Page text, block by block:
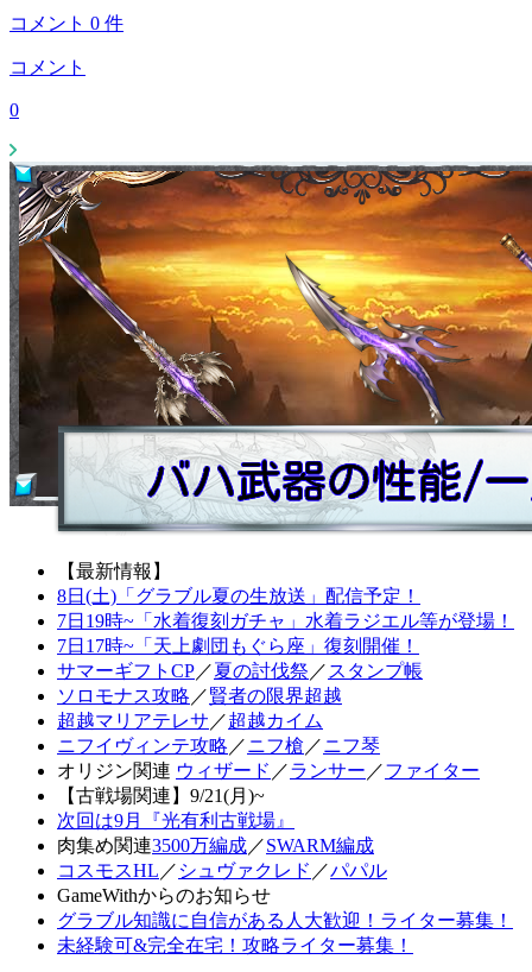
コメント 0 件
コメント
0
【最新情報】
8日(土)「グラブル夏の生放送」配信予定！
7日19時~「水着復刻ガチャ」水着ラジエル等が登場！
7日17時~「天上劇団もぐら座」復刻開催！
サマーギフトCP／夏の討伐祭 ／ スタンプ帳
ソロモナス攻略 ／賢者の限界超越
超越マリアテレサ ／超越カイム
ニフイヴィンテ攻略 ／ニフ槍 ／ニフ琴
オリジン関連 ウィザード ／ランサー ／ファイター
【古戦場関連】9/21(月)~
次回は9月『光有利古戦場』
肉集め関連3500万編成／SWARM編成
コスモスHL ／ シュヴァクレド ／パパル
GameWithからのお知らせ
グラブル知識に自信がある人大歓迎！ライター募集！
未経験可&完全在宅！攻略ライター募集！